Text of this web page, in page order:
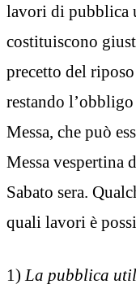
lavori di pubblica
costituiscono
precetto del
restando
Messa, che può
Messa vespertina
Sabato sera.
quali lavori è
1) La pubblica